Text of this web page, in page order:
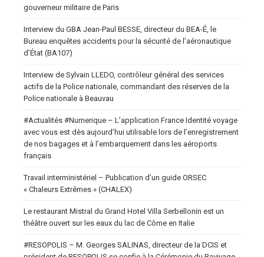
gouverneur militaire de Paris
Interview du GBA Jean-Paul BESSE, directeur du BEA-É, le
Bureau enquêtes accidents pour la sécurité de l’aéronautique
d’État (BA107)
Interview de Sylvain LLEDO, contrôleur général des services
actifs de la Police nationale, commandant des réserves de la
Police nationale à Beauvau
#Actualités #Numerique – L’application France Identité voyage
avec vous est dès aujourd’hui utilisable lors de l’enregistrement
de nos bagages et à l’embarquement dans les aéroports
français
Travail interministériel – Publication d’un guide ORSEC
« Chaleurs Extrêmes » (CHALEX)
Le restaurant Mistral du Grand Hotel Villa Serbellonin est un
théâtre ouvert sur les eaux du lac de Côme en Italie
#RESOPOLIS – M. Georges SALINAS, directeur de la DCIS et